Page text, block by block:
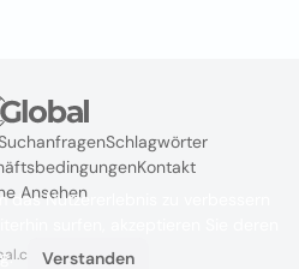
Schlagwörter
Kontakt
Ansehen
@ 2024
das Nutzererlebnis zu verbessern
Verstanden